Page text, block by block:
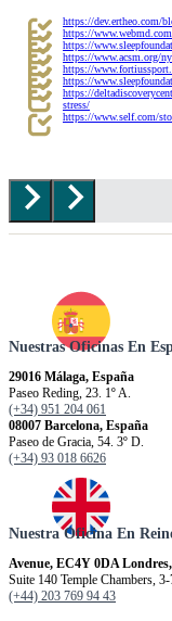
https://dev.ertheo.com/
https://
https://
https://www.acsm.org/
https://
https://
https://
stress/
https://www.self.com/
Nuestras Oficinas En
29016 Málaga, España
Paseo Reding, 23. 1º A.
(+34) 951 204 061
08007 Barcelona, España
Paseo de Gracia, 54. 3º D.
(+34) 93 018 6626
Nuestra Oficina En
Avenue, EC4Y 0DA
Suite 140 Temple Chambers,
(+44) 203 769 94 43